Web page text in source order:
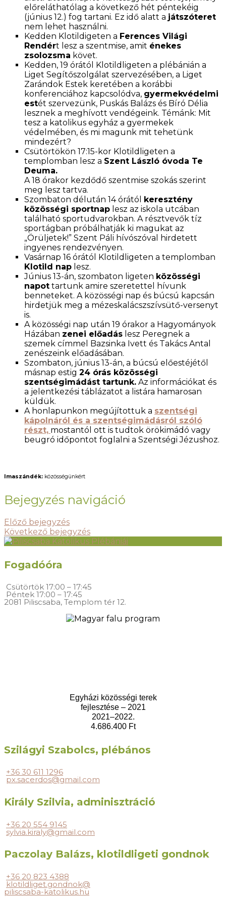
előreláthatólag a következő hét péntekéig
(június 12.) fog tartani. Ez idő alatt a játszóteret
nem lehet használni.
Kedden Klotildigeten a Ferences Világi
Rendért lesz a szentmise, amit énekes
zsolozsma követ.
Kedden, 19 órától Klotildligeten a plébánián a
Liget Segítőszolgálat szervezésében, a Liget
Zarándok Estek keretében a korábbi
konferenciához kapcsolódva, gyermekvédelmi
estét szervezünk, Puskás Balázs és Bíró Délia
lesznek a meghívott vendégeink. Témánk: Mit
tesz a katolikus egyház a gyermekek
védelmében, és mi magunk mit tehetünk
mindezért?
Csütörtökön 17:15-kor Klotildligeten a
templomban lesz a Szent László óvoda Te
Deuma.
A 18 órakor kezdődő szentmise szokás szerint
meg lesz tartva.
Szombaton délután 14 órától
keresztény
közösségi sportnap lesz az iskola utcában
található sportudvarokban. A résztvevők tíz
sportágban próbálhatják ki magukat az
„Örüljetek!” Szent Páli hívószóval hirdetett
ingyenes rendezvényen.
Vasárnap 16 órától Klotildligeten a templomban
Klotild nap lesz.
Június 13-án, szombaton ligeten közösségi
napot tartunk amire szeretettel hívunk
benneteket. A közösségi nap és búcsú kapcsán
hirdetjük meg a mézeskalácszszívsütő-versenyt
is.
A közösségi nap után 19 órakor a Hagyományok
Házában zenei előadás lesz Peregnek a
szemek címmel Bazsinka Ivett és Takács Antal
zenészeink előadásában.
Szombaton, június 13-án, a búcsú előestéjétől
másnap estig 24 órás közösségi
szentségimádást tartunk. Az információkat és
a jelentkezési táblázatot a listára hamarosan
küldük.
A honlapunkon megújítottuk a szentségi
kápolnáról és a szentségimádásról szóló
részt, mostantól ott is tudtok örökimádó vagy
beugró időpontot foglalni a Szentségi Jézushoz.
Imaszándék: közösségünkért
Bejegyzés navigáció
Előző bejegyzés
Következő bejegyzés
Fogadóóra
Csütörtök 17:00 – 17:45
Péntek 17:00 – 17:45
2081 Piliscsaba, Templom tér 12.
Egyházi közösségi terek
fejlesztése – 2021
2021–2022.
4.686.400 Ft
Szilágyi Szabolcs, plébános
+36 30 611 1296
px.sacerdos@gmail.com
Király Szilvia, adminisztráció
+36 20 554 9145
sylvia.kiraly@gmail.com
Paczolay Balázs, klotildligeti gondnok
+36 20 823 4388
klotildliget.gondnok@
piliscsaba-katolikus.hu